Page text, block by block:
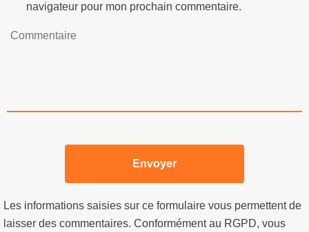
navigateur pour mon prochain commentaire.
Les informations saisies sur ce formulaire vous permettent de
laisser des commentaires. Conformément au RGPD, vous